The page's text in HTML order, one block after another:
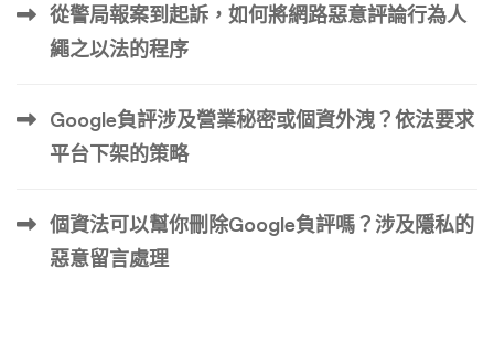
從警局報案到起訴，如何將網路惡意評論行為人
繩之以法的程序
Google負評涉及營業秘密或個資外洩？依法要求
平台下架的策略
個資法可以幫你刪除Google負評嗎？涉及隱私的
惡意留言處理